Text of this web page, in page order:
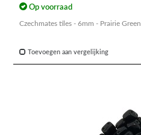
Op voorraad
Czechmates tiles - 6mm - Prairie Green
Toevoegen aan vergelijking